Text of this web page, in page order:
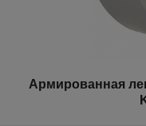
Армированная